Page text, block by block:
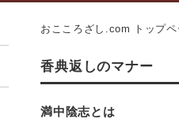
おこころざし.com トップペ
香典返しのマナー
満中陰志とは